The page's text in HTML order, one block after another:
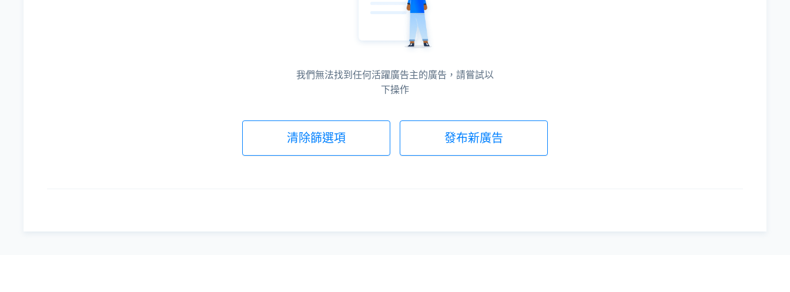
我們無法找到任何活躍廣告主的廣告，請嘗試以
下操作
清除篩選項 發布新廣告